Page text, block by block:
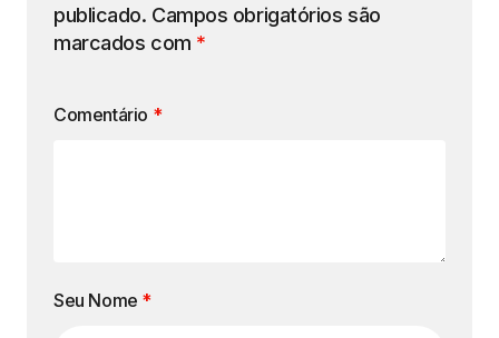
publicado. Campos obrigatórios são
marcados com *
Comentário *
Seu Nome *